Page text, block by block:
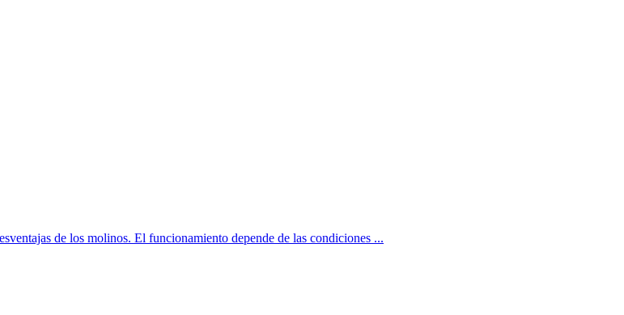
de los molinos. El funcionamiento depende de las condiciones ...